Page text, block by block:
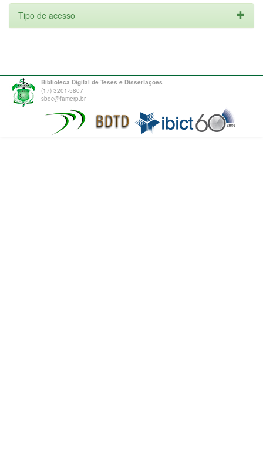
Tipo de acesso
Biblioteca Digital de Teses e Dissertações
(17) 3201-5807
sbdc@famerp.br